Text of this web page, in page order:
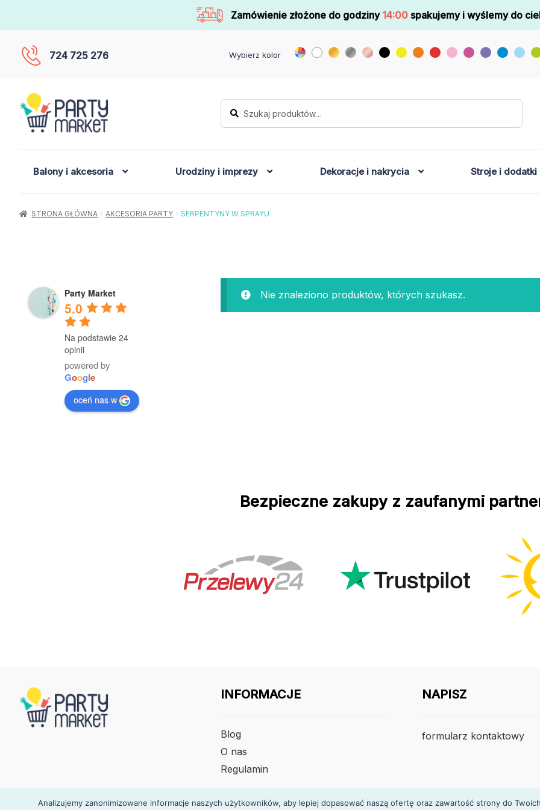
Zamówienie złożone do godziny 14:00 spakujemy i wyślemy do
724 725 276 Wybierz kolor
Szukaj:
Szukaj
Balony i akcesoria Urodziny i imprezy Dekoracje i nakrycia Stroje i dodatki
STRONA GŁÓWNA AKCESORIA PARTY SERPENTYNY W SPRAYU
Nie znaleziono produktów, których szukasz.
Party Market
5.0
Na podstawie 24
opinii
powered by
Google
oceń nas w
Bezpieczne zakupy z zaufanymi
INFORMACJE
Blog
O nas
Regulamin
NAPISZ
formularz kontaktowy
Analizujemy zanonimizowane informacje naszych użytkowników, aby lepiej dopasować naszą ofertę oraz zawartość strony do